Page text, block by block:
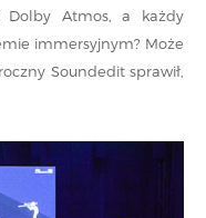
Dolby Atmos, a każdy
immersyjnym? Może
Soundedit sprawił,